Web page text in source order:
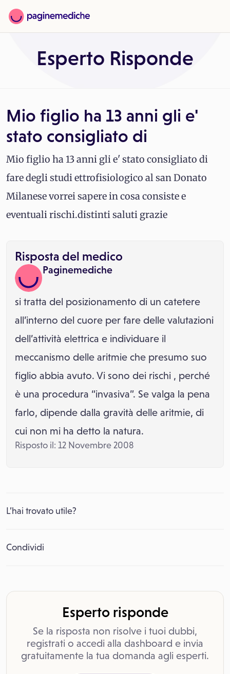
Esperto Risponde
Mio figlio ha 13 anni gli e'
stato consigliato di
Mio figlio ha 13 anni gli e' stato consigliato di
fare degli studi ettrofisiologico al san Donato
Milanese vorrei sapere in cosa consiste e
eventuali rischi.distinti saluti grazie
Risposta del medico
Paginemediche
si tratta del posizionamento di un catetere
all’interno del cuore per fare delle valutazioni
dell’attività elettrica e individuare il
meccanismo delle aritmie che presumo suo
figlio abbia avuto. Vi sono dei rischi , perché
è una procedura “invasiva”. Se valga la pena
farlo, dipende dalla gravità delle aritmie, di
cui non mi ha detto la natura.
Risposto il: 12 Novembre 2008
L’hai trovato utile?
Condividi
Esperto risponde
Se la risposta non risolve i tuoi dubbi,
registrati o accedi alla dashboard e invia
gratuitamente la tua domanda agli esperti.